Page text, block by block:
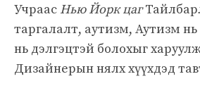
Учраас Нью Йорк цаг
таргалалт, аутизм, Аутизм нь
нь дэлгэцтэй болохыг
Дизайнерын нялх хүүхдэд